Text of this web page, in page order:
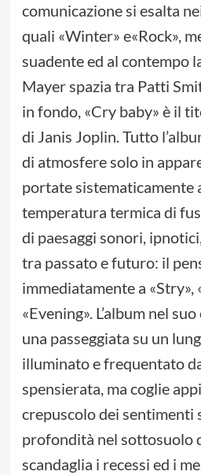
comunicazione si esalta
quali «Winter» e«Rock»,
suadente ed al contempo
Mayer spazia tra Patti
in fondo, «Cry baby» è il
di Janis Joplin. Tutto
di atmosfere solo in
portate sistematicamente
temperatura termica di
di paesaggi sonori,
tra passato e futuro: il
immediatamente a «Stry»,
«Evening». L’album nel
una passeggiata su un
illuminato e frequentato
spensierata, ma coglie
crepuscolo dei sentimenti
profondità nel sottosuolo
scandaglia i recessi ed i